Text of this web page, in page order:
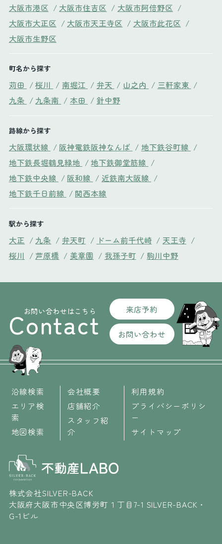
大阪市港区 / 大阪市住吉区 / 大阪市阿倍野区 /
大阪市大正区 / 大阪市天王寺区 / 大阪市此花区 /
大阪市生野区
町名から探す
苅田 / 桜川 / 南堀江 / 弁天 / 山之内 / 三軒家東 /
九条 / 九条南 / 本田 / 針中野
路線から探す
大阪環状線 / 阪神電鉄阪神なんば / 地下鉄谷町線 /
地下鉄長堀鶴見緑地 / 地下鉄御堂筋線 /
地下鉄中央線 / 阪和線 / 近鉄南大阪線 /
地下鉄千日前線 / 関西本線
駅から探す
大正 / 九条 / 弁天町 / ドーム前千代崎 / 天王寺 /
桜川 / 芦原橋 / 美章園 / 我孫子町 / 駒川中野
お問い合わせはこちら
Contact 来店予約
お問い合わせ
沿線検索
エリア検
索
地図検索
会社概要
店舗紹介
スタッフ紹
介
利用規約
プライバシーポリシ
ー
サイトマップ
株式会社SILVER-BACK
大阪府大阪市中央区博労町１丁目7-1 SILVER-BACK・
G-1ビル